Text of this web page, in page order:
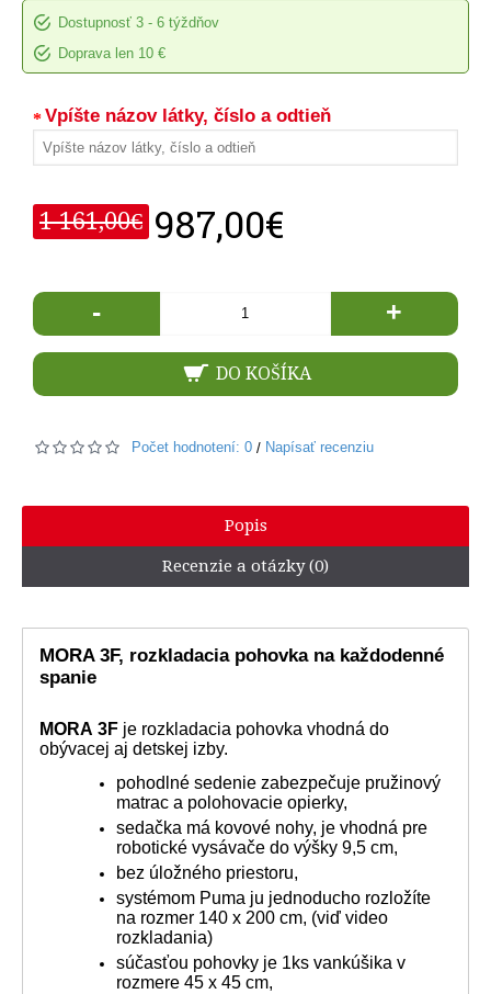
Dostupnosť 3 - 6 týždňov
Doprava len 10 €
Vpíšte názov látky, číslo a odtieň
1 161,00€ 987,00€
- +
DO KOŠÍKA
Počet hodnotení: 0 / Napísať recenziu
Popis
Recenzie a otázky (0)
MORA 3F, rozkladacia pohovka na každodenné
spanie
MORA 3F je rozkladacia pohovka vhodná do
obývacej aj detskej izby.
pohodlné sedenie zabezpečuje pružinový
matrac a polohovacie opierky,
sedačka má kovové nohy, je vhodná pre
robotické vysávače do výšky 9,5 cm,
bez úložného priestoru,
systémom Puma ju jednoducho rozložíte
na rozmer 140 x 200 cm, (viď video
rozkladania)
súčasťou pohovky je 1ks vankúšika v
rozmere 45 x 45 cm,